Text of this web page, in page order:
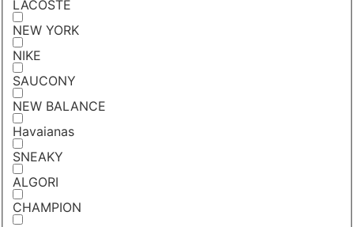
LACOSTE
NEW YORK
NIKE
SAUCONY
NEW BALANCE
Havaianas
SNEAKY
ALGORI
CHAMPION